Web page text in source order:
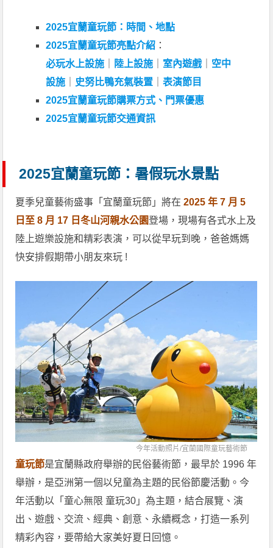
2025宜蘭童玩節：時間、地點
2025宜蘭童玩節亮點介紹 ：
必玩水上設施
陸上設施 室內遊戲
空中
設施
史努比鴨充氣裝置 ｜表演節目
2025宜蘭童玩節購票方式、門票優惠
2025宜蘭童玩節交通資訊
2025宜蘭童玩節：暑假玩水景點
夏季兒童藝術盛事「宜蘭童玩節」將在 2025 年 7 月 5
日至 8 月 17 日冬山河親水公園登場，現場有各式水上及
陸上遊樂設施和精彩表演，可以從早玩到晚，爸爸媽媽
快安排假期帶小朋友來玩 !
今年活動照片/宜蘭國際童玩藝術節
童玩節是宜蘭縣政府舉辦的民俗藝術節，最早於 1996 年
舉辦，是亞洲第一個以兒童為主題的民俗節慶活動。今
年活動以「童心無限 童玩30」為主題，結合展覽、演
出、遊戲、交流、經典、創意、永續概念，打造一系列
精彩內容，要帶給大家美好夏日回憶。